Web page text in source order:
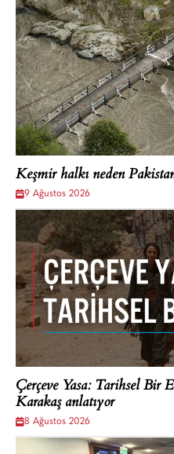
Keşmir halkı neden
9 Ağustos 2026
Çerçeve Yasa: Tarihsel Bir
Karakaş anlatıyor
8 Ağustos 2026